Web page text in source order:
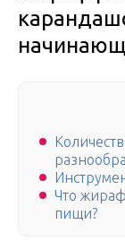
Что
пищи?